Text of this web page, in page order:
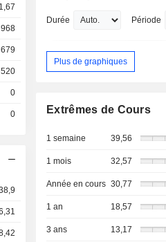
0
0
Durée Période
Plus de graphiques
Extrêmes de Cours
1 semaine 39,56
1 mois 32,57
Année en cours 30,77
1 an 18,57
3 ans 13,17